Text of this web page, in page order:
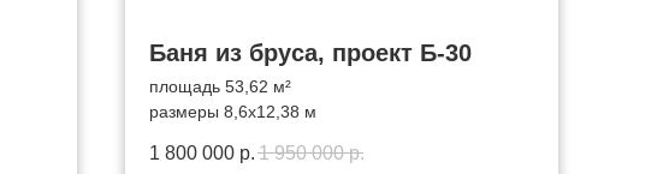
Баня из бруса, проект Б-30
площадь 53,62 м²
размеры 8,6х12,38 м
1 800 000 р. 1 950 000 р.